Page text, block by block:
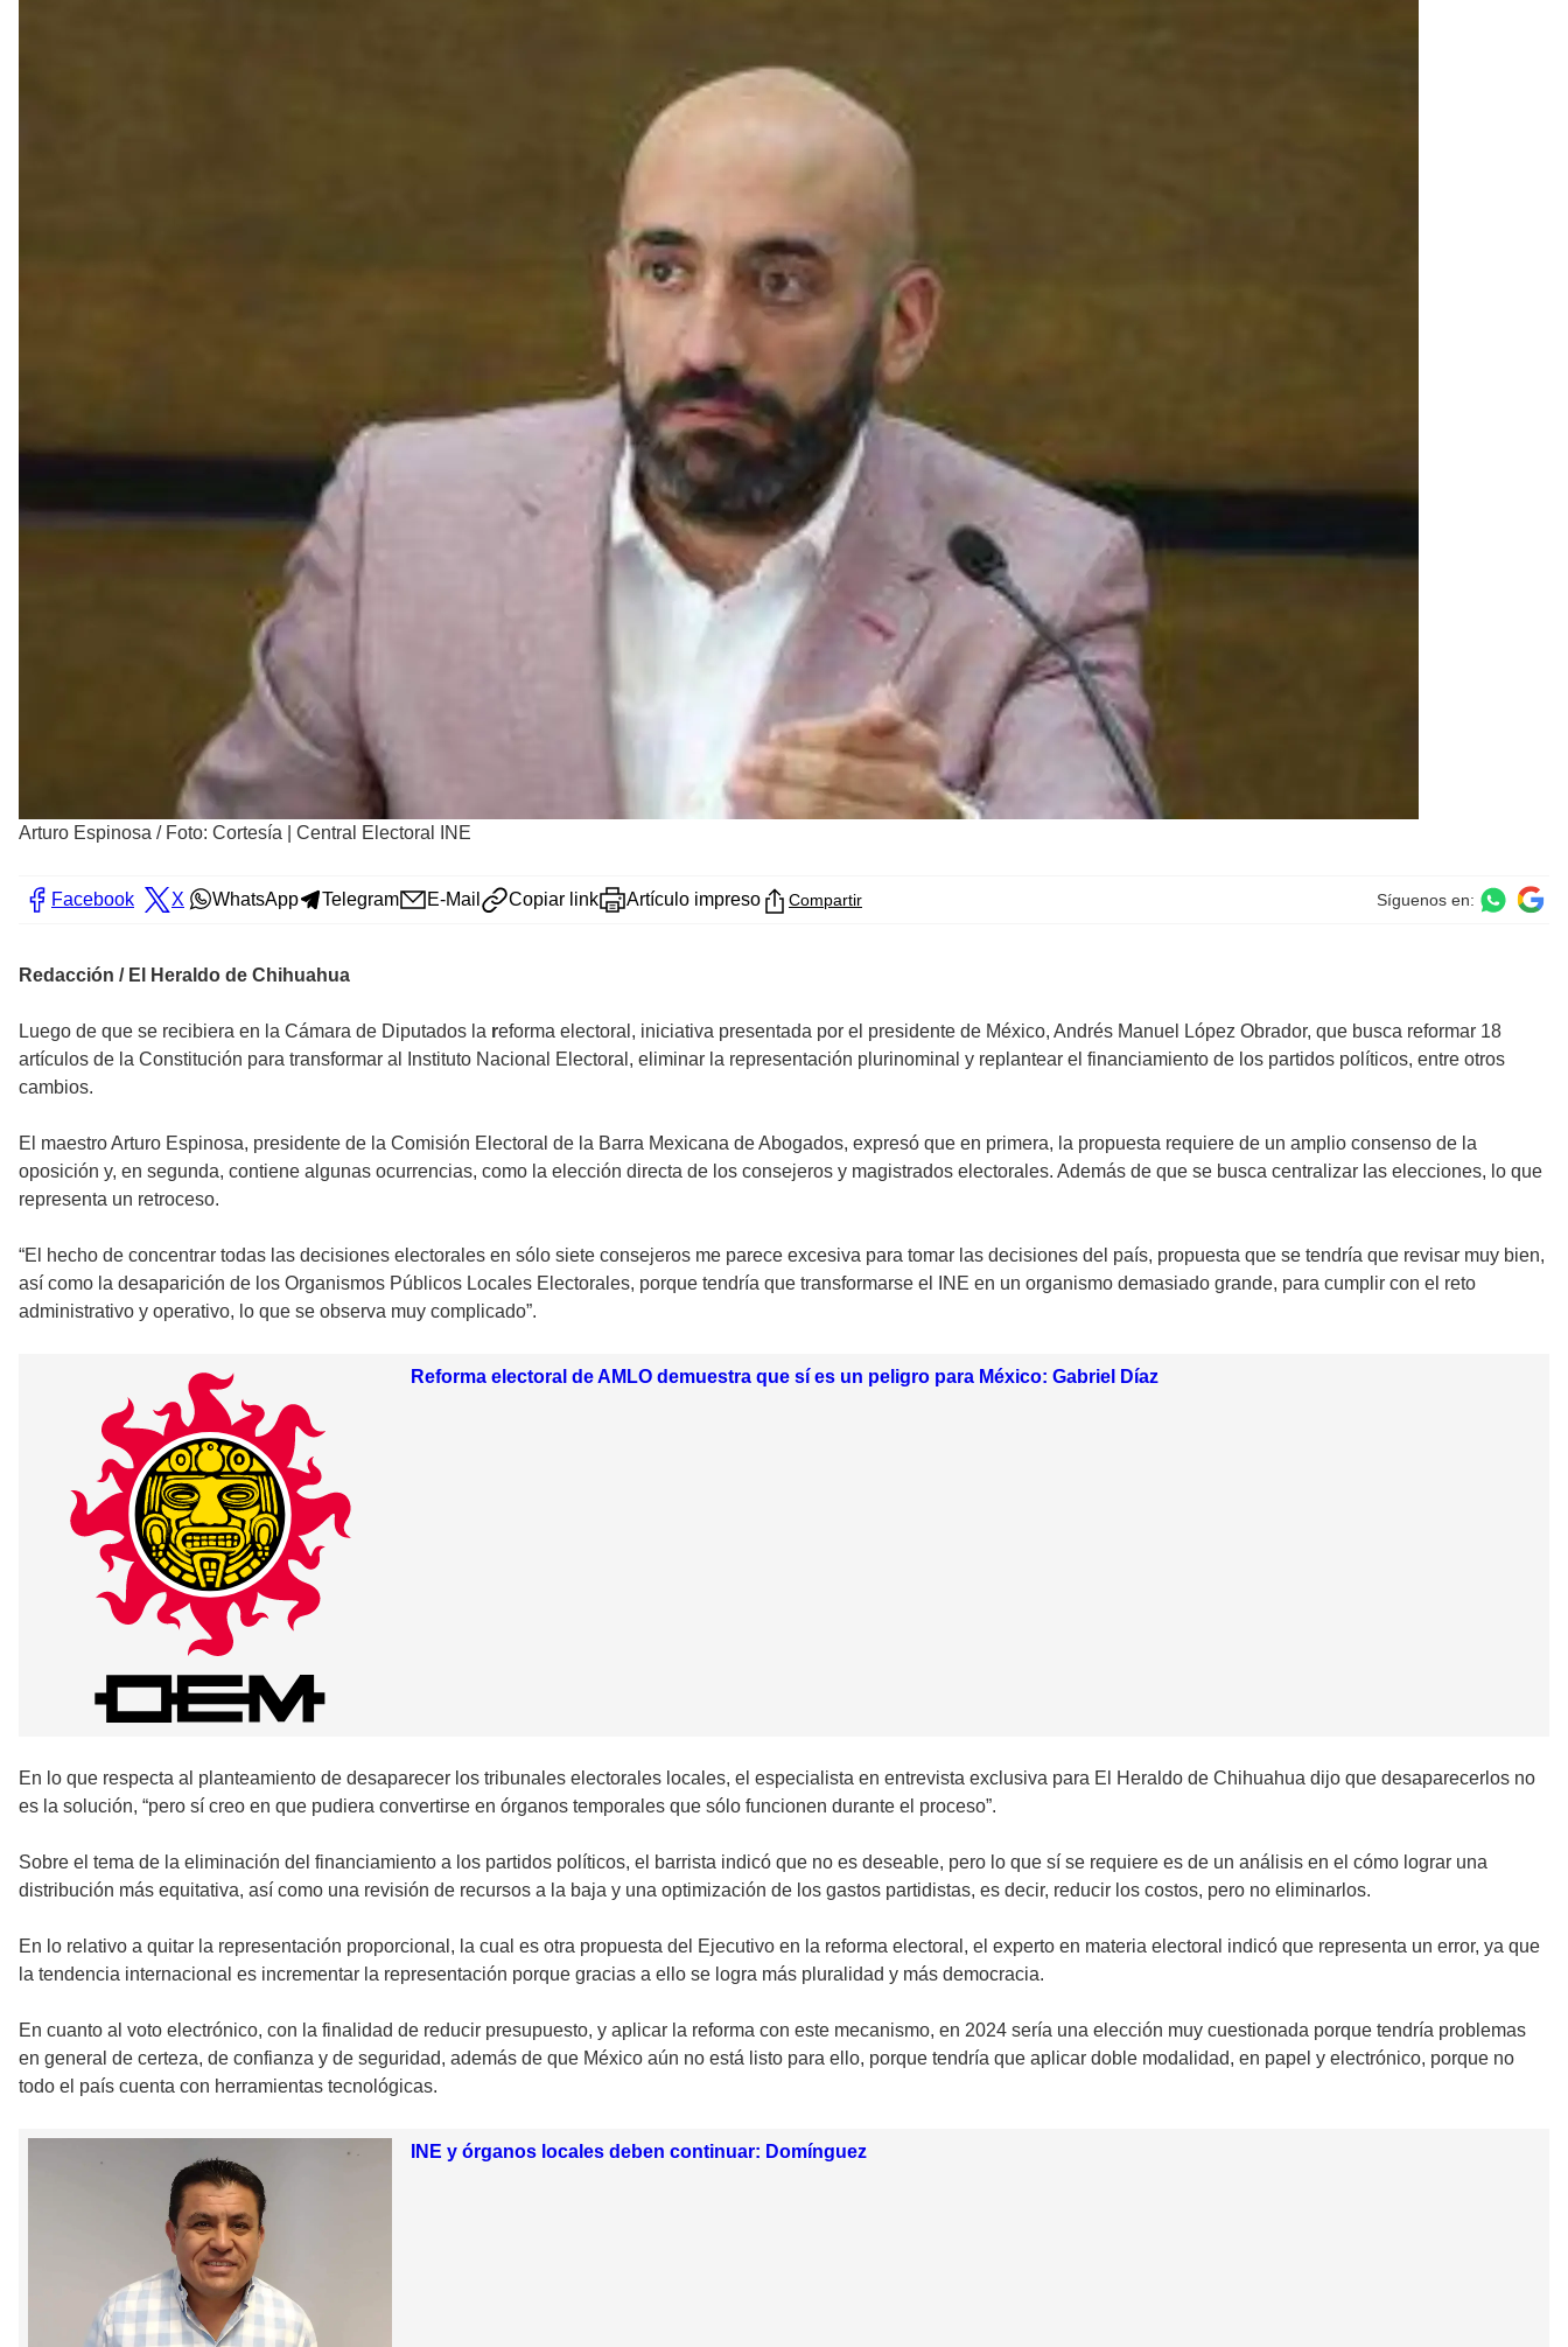
Arturo Espinosa / Foto: Cortesía | Central Electoral INE
Facebook X WhatsApp Telegram E-Mail Copiar link Artículo impreso Compartir Síguenos en:
Redacción / El Heraldo de Chihuahua
Luego de que se recibiera en la Cámara de Diputados la reforma electoral, iniciativa presentada por el presidente de México, Andrés Manuel López Obrador, que busca reformar 18
artículos de la Constitución para transformar al Instituto Nacional Electoral, eliminar la representación plurinominal y replantear el financiamiento de los partidos políticos, entre otros
cambios.
El maestro Arturo Espinosa, presidente de la Comisión Electoral de la Barra Mexicana de Abogados, expresó que en primera, la propuesta requiere de un amplio consenso de la
oposición y, en segunda, contiene algunas ocurrencias, como la elección directa de los consejeros y magistrados electorales. Además de que se busca centralizar las elecciones, lo que
representa un retroceso.
“El hecho de concentrar todas las decisiones electorales en sólo siete consejeros me parece excesiva para tomar las decisiones del país, propuesta que se tendría que revisar muy bien,
así como la desaparición de los Organismos Públicos Locales Electorales, porque tendría que transformarse el INE en un organismo demasiado grande, para cumplir con el reto
administrativo y operativo, lo que se observa muy complicado”.
Reforma electoral de AMLO demuestra que sí es un peligro para México: Gabriel Díaz
En lo que respecta al planteamiento de desaparecer los tribunales electorales locales, el especialista en entrevista exclusiva para El Heraldo de Chihuahua dijo que desaparecerlos no
es la solución, “pero sí creo en que pudiera convertirse en órganos temporales que sólo funcionen durante el proceso”.
Sobre el tema de la eliminación del financiamiento a los partidos políticos, el barrista indicó que no es deseable, pero lo que sí se requiere es de un análisis en el cómo lograr una
distribución más equitativa, así como una revisión de recursos a la baja y una optimización de los gastos partidistas, es decir, reducir los costos, pero no eliminarlos.
En lo relativo a quitar la representación proporcional, la cual es otra propuesta del Ejecutivo en la reforma electoral, el experto en materia electoral indicó que representa un error, ya que
la tendencia internacional es incrementar la representación porque gracias a ello se logra más pluralidad y más democracia.
En cuanto al voto electrónico, con la finalidad de reducir presupuesto, y aplicar la reforma con este mecanismo, en 2024 sería una elección muy cuestionada porque tendría problemas
en general de certeza, de confianza y de seguridad, además de que México aún no está listo para ello, porque tendría que aplicar doble modalidad, en papel y electrónico, porque no
todo el país cuenta con herramientas tecnológicas.
INE y órganos locales deben continuar: Domínguez